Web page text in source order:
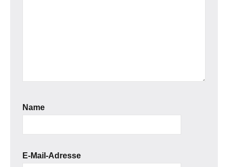
Name
E-Mail-Adresse